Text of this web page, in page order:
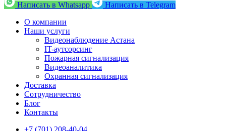
Написать в Whatsapp
Написать в Telegram
О компании
Наши услуги
Видеонаблюдение Астана
IT-аутсорсинг
Пожарная сигнализация
Видеоаналитика
Охранная сигнализация
Доставка
Сотрудничество
Блог
Контакты